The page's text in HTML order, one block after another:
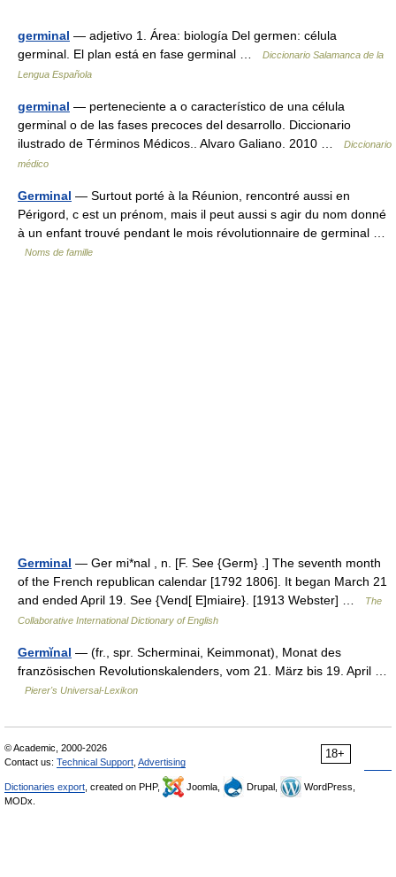
germinal — adjetivo 1. Área: biología Del germen: célula
germinal. El plan está en fase germinal …
Diccionario Salamanca de la
Lengua Española
germinal — perteneciente a o característico de una célula
germinal o de las fases precoces del desarrollo. Diccionario
ilustrado de Términos Médicos.. Alvaro Galiano. 2010 …
Diccionario
médico
Germinal — Surtout porté à la Réunion, rencontré aussi en
Périgord, c est un prénom, mais il peut aussi s agir du nom donné
à un enfant trouvé pendant le mois révolutionnaire de germinal …
Noms de famille
Germinal — Ger mi*nal , n. [F. See {Germ} .] The seventh month
of the French republican calendar [1792 1806]. It began March 21
and ended April 19. See {Vend[ E]miaire}. [1913 Webster] …
The
Collaborative International Dictionary of English
Germĭnal — (fr., spr. Scherminai, Keimmonat), Monat des
französischen Revolutionskalenders, vom 21. März bis 19. April …
Pierer's Universal-Lexikon
18+
© Academic, 2000-2026
Contact us: Technical Support Advertising
Dictionaries export , created on PHP, Joomla, Drupal,
WordPress,
MODx.